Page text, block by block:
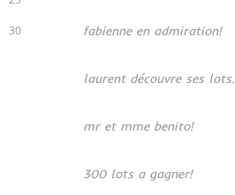
fabienne en admiration!
laurent découvre ses lots.
mr et mme benito!
300 lots a gagner!
30